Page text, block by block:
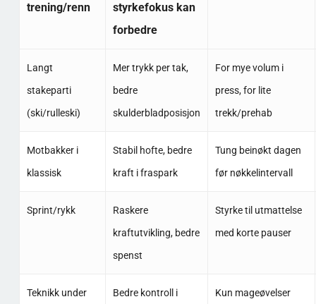
trening/renn
styrkefokus kan
forbedre
Langt
stakeparti
(ski/rulleski)
Mer trykk per tak,
bedre
skulderbladposisjon
For mye volum i
press, for lite
trekk/prehab
Motbakker i
klassisk
Stabil hofte, bedre
kraft i fraspark
Tung beinøkt dagen
før nøkkelintervall
Sprint/rykk
Raskere
kraftutvikling, bedre
spenst
Styrke til utmattelse
med korte pauser
Teknikk under
Bedre kontroll i
Kun mageøvelser